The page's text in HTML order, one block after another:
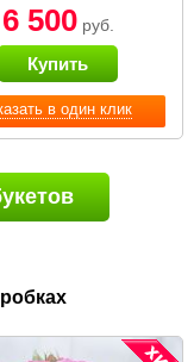
в один клик
6 500руб.
Купить